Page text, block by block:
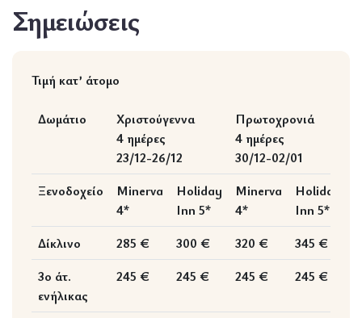
Σημειώσεις
Τιμή κατ’ άτομο
Δωμάτιο
Χριστούγεννα
4 ημέρες
23/12-26/12
Πρωτοχρονιά
4 ημέρες
30/12-02/01
Ξενοδοχείο
Minerva
4*
Holiday
Inn 5*
Minerva
4*
Holiday
Inn 5*
Δίκλινο
285 € 300 € 320 € 345 €
3ο άτ.
ενήλικας
245 € 245 € 245 € 245 €